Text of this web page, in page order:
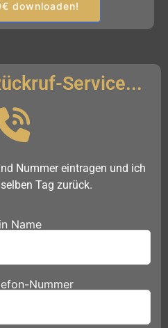
downloaden!
Service...
Nummer eintragen und ich
Tag zurück.
Name
Nummer